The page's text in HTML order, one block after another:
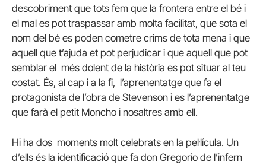
descobriment que tots fem que la frontera entre el bé i
el mal es pot traspassar amb molta facilitat, que sota el
nom del bé es poden cometre crims de tota mena i que
aquell que t’ajuda et pot perjudicar i que aquell que pot
semblar el més dolent de la història es pot situar al teu
costat. És, al cap i a la fi, l’aprenentatge que fa el
protagonista de l’obra de Stevenson i es l’aprenentatge
que farà el petit Moncho i nosaltres amb ell.
Hi ha dos moments molt celebrats en la pel·lícula. Un
d’ells és la identificació que fa don Gregorio de l’infern